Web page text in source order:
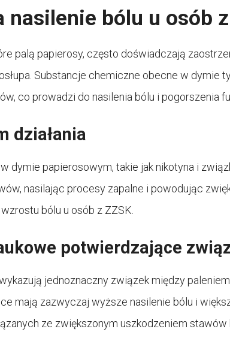
nasilenie bólu u osób
palą papierosy, często doświadczają
Substancje chemiczne obecne w dymie
co prowadzi do nasilenia bólu i pogorszenia
działania
dymie papierosowym, takie jak nikotyna i
nasilając procesy zapalne i powodując
bólu u osób z ZZSK.
potwierdzające
jednoznaczny związek między
mają zazwyczaj wyższe nasilenie bólu i
ze zwiększonym uszkodzeniem stawów